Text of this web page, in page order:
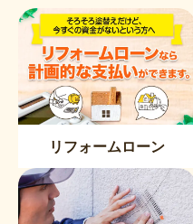
リフォームローン